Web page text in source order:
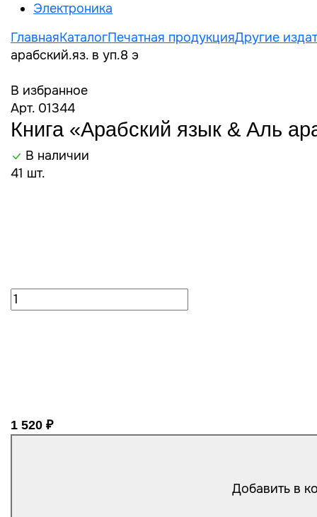
Электроника
ГлавнаяКаталогПечатная продукцияДругие
арабский.яз. в уп.8 э
В избранное
Арт. 01344
Книга «Арабский язык & Аль
В наличии
41 шт.
1 520 ₽
Добавить в